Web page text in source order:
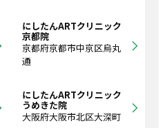
にしたんARTクリニック
京都院
京都府京都市中京区烏丸
通
にしたんARTクリニック
うめきた院
大阪府大阪市北区大深町